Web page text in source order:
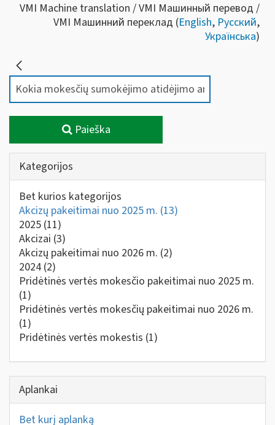
VMI Machine translation / VMI Машинный перевод /
VMI Машинний переклад (English, Русский,
Українська)
Paieška
Kategorijos
Bet kurios kategorijos
Akcizų pakeitimai nuo 2025 m. (13)
2025 (11)
Akcizai (3)
Akcizų pakeitimai nuo 2026 m. (2)
2024 (2)
Pridėtinės vertės mokesčio pakeitimai nuo 2025 m.
(1)
Pridėtinės vertės mokesčių pakeitimai nuo 2026 m.
(1)
Pridėtinės vertės mokestis (1)
Aplankai
Bet kurį aplanką